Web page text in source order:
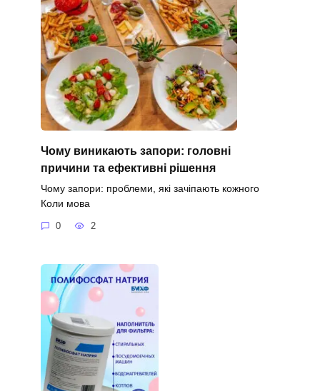
Чому виникають запори: головні
причини та ефективні рішення
Чому запори: проблеми, які зачіпають кожного
Коли мова
0 2